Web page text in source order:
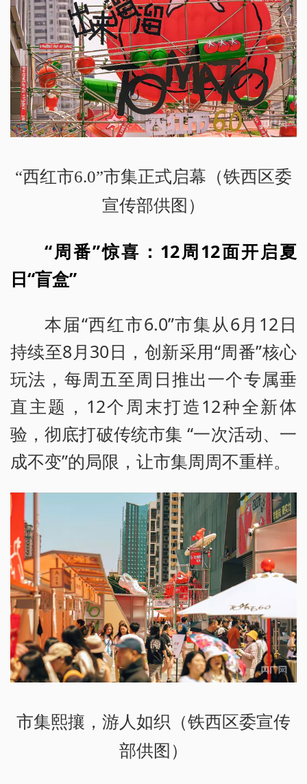
“西红市6.0”市集正式启幕（铁西区委
宣传部供图）
“周番”惊喜：12周12面开启夏
日“盲盒”
本届“西红市6.0”市集从6月12日
持续至8月30日，创新采用“周番”核心
玩法，每周五至周日推出一个专属垂
直主题，12个周末打造12种全新体
验，彻底打破传统市集 “一次活动、一
成不变”的局限，让市集周周不重样。
市集熙攘，游人如织（铁西区委宣传
部供图）